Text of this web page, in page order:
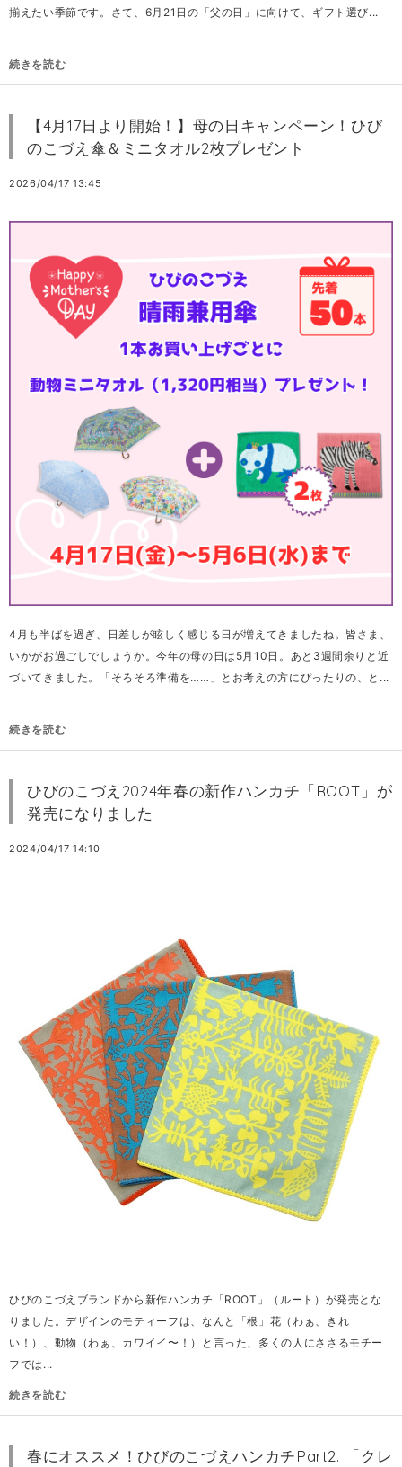
揃えたい季節です。さて、6月21日の「父の日」に向けて、ギフト選び...
続きを読む
【4月17日より開始！】母の日キャンペーン！ひび
のこづえ傘＆ミニタオル2枚プレゼント
2026/04/17 13:45
4月も半ばを過ぎ、日差しが眩しく感じる日が増えてきましたね。皆さま、
いかがお過ごしでしょうか。今年の母の日は5月10日。あと3週間余りと近
づいてきました。「そろそろ準備を……」とお考えの方にぴったりの、と...
続きを読む
ひびのこづえ2024年春の新作ハンカチ「ROOT」が
発売になりました
2024/04/17 14:10
ひびのこづえブランドから新作ハンカチ「ROOT」（ルート）が発売とな
りました。デザインのモティーフは、なんと「根」花（わぁ、きれ
い！）、動物（わぁ、カワイイ〜！）と言った、多くの人にささるモチー
フでは...
続きを読む
春にオススメ！ひびのこづえハンカチPart2. 「クレ